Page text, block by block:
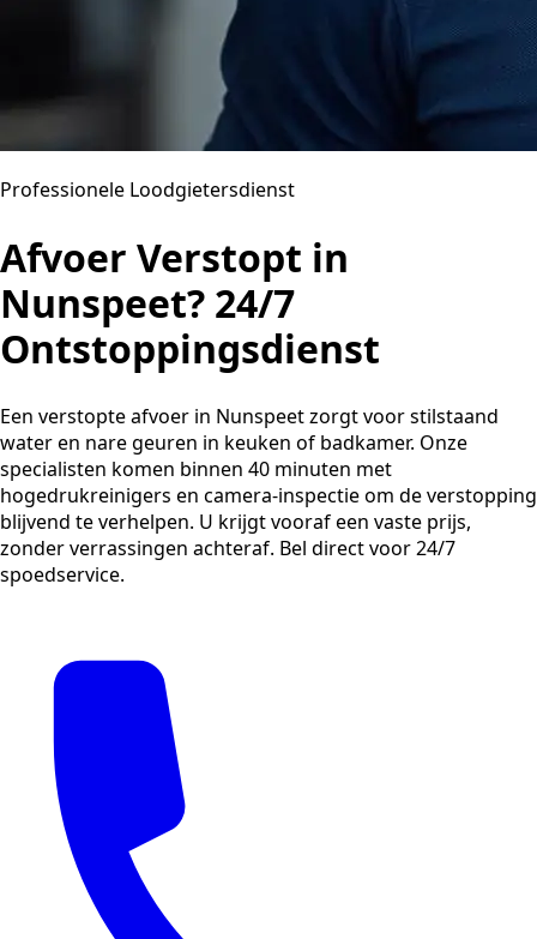
Professionele Loodgietersdienst
Afvoer Verstopt in
Nunspeet? 24/7
Ontstoppingsdienst
Een verstopte afvoer in Nunspeet zorgt voor stilstaand
water en nare geuren in keuken of badkamer. Onze
specialisten komen binnen 40 minuten met
hogedrukreinigers en camera-inspectie om de verstopping
blijvend te verhelpen. U krijgt vooraf een vaste prijs,
zonder verrassingen achteraf. Bel direct voor 24/7
spoedservice.